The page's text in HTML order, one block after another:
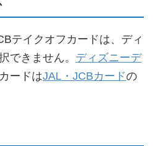
テイクオフカードは、ディ
できません。 ディズニーデ
ードはJAL・JCBカードの